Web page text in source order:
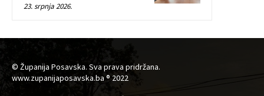
23. srpnja 2026.
© Županija Posavska. Sva prava pridržana.
www.zupanijaposavska.ba ® 2022